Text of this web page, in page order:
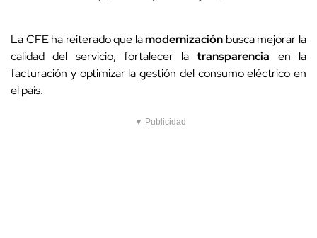
La CFE ha reiterado que lamodernización busca mejorar la
calidad del servicio, fortalecer latransparencia en la
facturación y optimizar la gestión del consumo eléctrico en
el país.
▼ Publicidad